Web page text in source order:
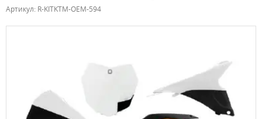
Артикул: R-KITKTM-OEM-594